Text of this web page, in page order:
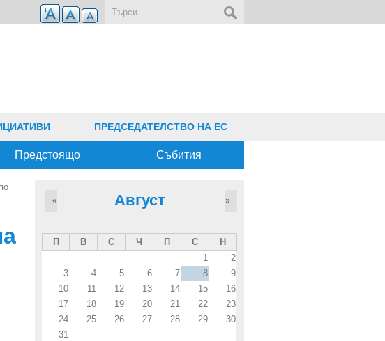
Предстоящо Събития
ПРЕДСЕДАТЕЛСТВО НА ЕС
Август
« »
П В С Ч П С
Н
1
2
3
4 5 6 7 8
9
10
11 12 13 14 15
16
17
18 19 20 21 22
23
24
25 26 27 28 29
30
31